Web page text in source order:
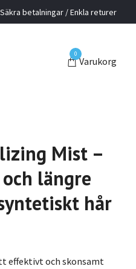
betalningar / Enkla returer
0
Varukorg
Mist –
längre
hår
effektivt och skonsamt